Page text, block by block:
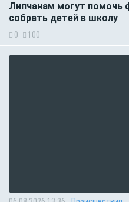
Липчанам могут помочь
собрать детей в школу
0 100